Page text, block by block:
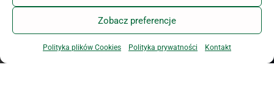
Zobacz preferencje
Polityka plików Cookies Polityka prywatności Kontakt
szczególności o prawie
dostępu do treści danych,
ich aktualizacji i
zapomnienia.